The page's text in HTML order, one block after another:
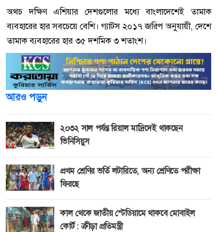
অথচ দক্ষিণ এশিয়ার দেশগুলোর মধ্যে বাংলাদেশেই তামাক
ব্যবহারের হার সবচেয়ে বেশি। গ্যাটস ২০১৭ জরিপ অনুযায়ী, দেশে
তামাক ব্যবহারের হার ৩৫ দশমিক ৩ শতাংশ।
আরও পড়ুন
২০৩২ সাল পর্যন্ত রিয়াল মাদ্রিদেই থাকছেন
ভিনিসিয়ুস
প্রথম শ্রেণির ভর্তি লটারিতে, অন্য শ্রেণিতে পরীক্ষা
ফিরছে
কাল থেকে জাতীয় স্টেডিয়ামে থাকবে মোবাইল
কোর্ট : ক্রীড়া প্রতিমন্ত্রী